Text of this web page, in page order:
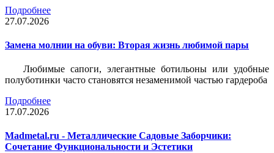
Подробнее
27.07.2026
Замена молнии на обуви: Вторая жизнь любимой пары
Любимые сапоги, элегантные ботильоны или удобные
полуботинки часто становятся незаменимой частью гардероба
Подробнее
17.07.2026
Madmetal.ru - Металлические Садовые Заборчики:
Сочетание Функциональности и Эстетики